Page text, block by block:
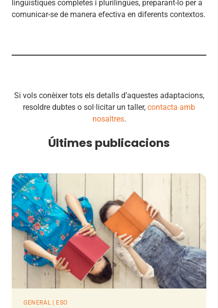
lingüístiques completes i plurilingües, preparant-lo per a
comunicar-se de manera efectiva en diferents contextos.
Si vols conèixer tots els detalls d’aquestes adaptacions,
resoldre dubtes o sol·licitar un taller, contacta amb
nosaltres.
Últimes publicacions
GENERAL | ESO